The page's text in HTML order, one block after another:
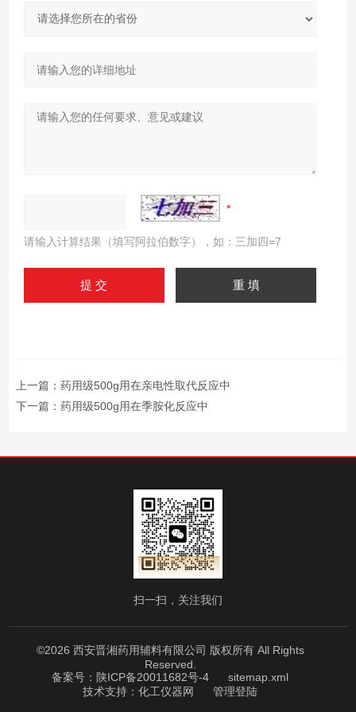
请输入计算结果（填写阿拉伯数字），如：三加四=7
上一篇： 药用级500g用在亲电性取代反应中
下一篇： 药用级500g用在季胺化反应中
扫一扫，关注我们
©2026 西安晋湘药用辅料有限公司 版权所有 All Rights
Reserved.
备案号：陕ICP备20011682号-4
sitemap.xml
技术支持： 化工仪器网 管理登陆